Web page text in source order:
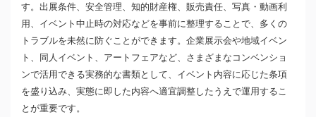
す。出展条件、安全管理、知的財産権、販売責任、写真・動画利
用、イベント中止時の対応などを事前に整理することで、多くの
トラブルを未然に防ぐことができます。企業展示会や地域イベン
ト、同人イベント、アートフェアなど、さまざまなコンベンショ
ンで活用できる実務的な書類として、イベント内容に応じた条項
を盛り込み、実態に即した内容へ適宜調整したうえで運用するこ
とが重要です。